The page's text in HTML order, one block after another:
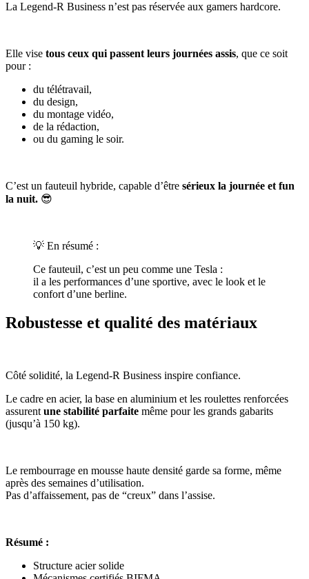
La Legend-R Business n’est pas réservée aux gamers hardcore.
Elle vise tous ceux qui passent leurs journées assis, que ce soit
pour :
du télétravail,
du design,
du montage vidéo,
de la rédaction,
ou du gaming le soir.
C’est un fauteuil hybride, capable d’être sérieux la journée et fun
la nuit. 😎
💡 En résumé :
Ce fauteuil, c’est un peu comme une Tesla :
il a les performances d’une sportive, avec le look et le
confort d’une berline.
Robustesse et qualité des matériaux
Côté solidité, la Legend-R Business inspire confiance.
Le cadre en acier, la base en aluminium et les roulettes renforcées
assurent une stabilité parfaite même pour les grands gabarits
(jusqu’à 150 kg).
Le rembourrage en mousse haute densité garde sa forme, même
après des semaines d’utilisation.
Pas d’affaissement, pas de “creux” dans l’assise.
Résumé :
Structure acier solide